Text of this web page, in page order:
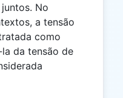
No
a tensão
como
da tensão de